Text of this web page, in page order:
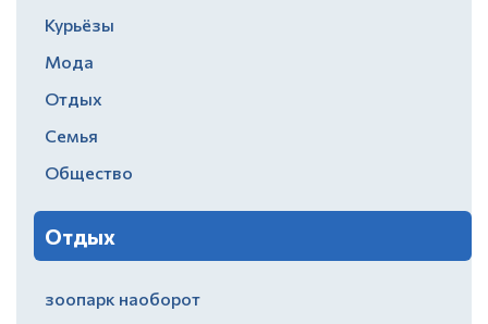
Курьёзы
Мода
Отдых
Семья
Общество
Отдых
зоопарк наоборот